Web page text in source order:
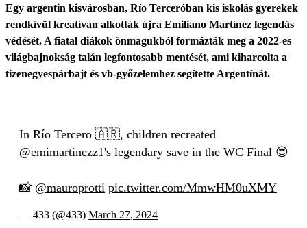
Egy argentin kisvárosban, Río Terceróban kis iskolás gyerekek
rendkívül kreatívan alkották újra Emiliano Martínez legendás
védését. A fiatal diákok önmagukból formázták meg a 2022-es
világbajnokság talán legfontosabb mentését, ami kiharcolta a
tizenegyespárbajt és vb-győzelemhez segítette Argentínát.
In Río Tercero 🇦🇷, children recreated
@emimartinezz1's legendary save in the WC Final 😍
📸 @mauroprotti pic.twitter.com/MmwHM0uXMY
— 433 (@433) March 27, 2024